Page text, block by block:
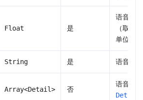
Float 是
语音片
（取值
单位秒）
String 是 语音片
Array<Detail> 否
Detail